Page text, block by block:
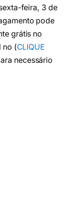
feira, 3 de
pode
grátis no
no (CLIQUE
necessário